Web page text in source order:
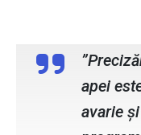
apei
avarie